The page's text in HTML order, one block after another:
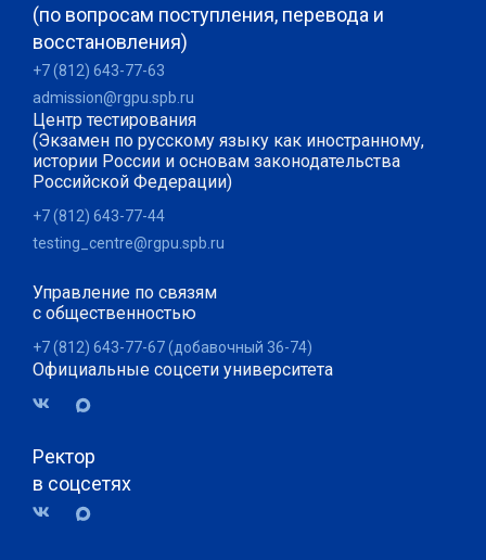
(по вопросам поступления, перевода и
восстановления)
+7 (812) 643-77-63
admission@rgpu.spb.ru
Центр тестирования
(Экзамен по русскому языку как иностранному,
истории России и основам законодательства
Российской Федерации)
+7 (812) 643-77-44
testing_centre@rgpu.spb.ru
Управление по связям
с общественностью
+7 (812) 643-77-67 (добавочный 36-74)
Официальные соцсети университета
Ректор
в соцсетях